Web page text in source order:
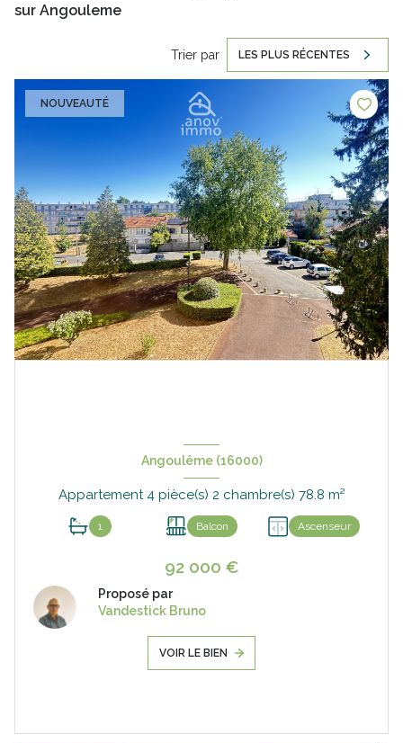
sur Angouleme
Trier par LES PLUS RÉCENTES
NOUVEAUTÉ
Angoulême (16000)
Appartement 4 pièce(s) 2 chambre(s) 78.8 m²
1 Balcon Ascenseur
92 000 €
Proposé par
Vandestick Bruno
VOIR LE BIEN